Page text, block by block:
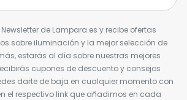
de Lampara.es y recibe ofertas
sobre iluminación y la mejor selección de
estarás al día sobre nuestras mejores
cupones de descuento y consejos
darte de baja en cualquier momento con
el respectivo link que añadimos en cada